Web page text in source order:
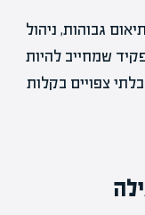
גבוהות, ניהול
שמחייב להיות
צפויים בקלות